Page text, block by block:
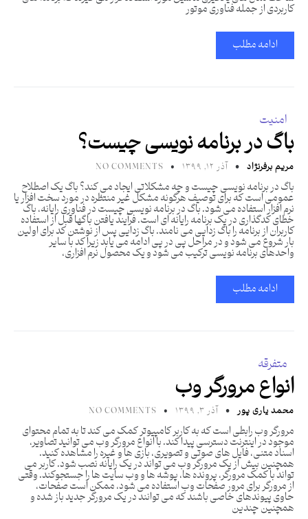
کاربردی از جمله فناوری موتور
ادامه مطلب
امنیت
باگ در برنامه نویسی چیست؟
مریم برفرنژاد آذر ۱۲, ۱۳۹۹ NO COMMENTS
باگ در برنامه نویسی چیست و چه مشکلاتی ایجاد می کند؟ باگ یک اصطلاح
عمومی است که برای توصیف هرگونه مشکل غیر منتظره در مورد سخت افزار یا
نرم افزار استفاده می شود. باگ در برنامه نویسی چیست در فناوری رایانه، باگ
خطای کدگذاری در یک برنامه رایانه ای است. فرآیند یافتن باگها قبل از استفاده
کاربران از برنامه را باگ زدایی می نامند. باگ زدایی پس از نوشتن کد برای اولین
بار شروع می شود و در مراحل پی در پی ادامه می یابد زیرا کد با سایر
واحدهای برنامه نویسی ترکیب می شود و یک محصول نرم افزاری،
ادامه مطلب
متفرقه
انواع مرورگر وب
محمد یاری پور آذر ۳, ۱۳۹۹ NO COMMENTS
مرورگر وب رابطی است که به کاربر کامپیوتر کمک می کند تا به تمام محتوای
موجود در اینترنت دسترسی پیدا کند. با انواع مرورگر وب می توانید تصاویر،
اسناد متنی، فایل های صوتی و تصویری، بازی ها و غیره را مشاهده کنید.
همچنین بیش از یک مرورگر وب می تواند در یک رایانه نصب شود. کاربر می
تواند با کمک مرورگر، پرونده ها، پوشه ها و وب سایت ها را جستجوکند. وقتی
از مرورگر برای مرور صفحات وب استفاده می شود، ممکن است صفحات،
حاوی پیوندهای خاصی باشند که می توانند در یک مرورگر جدید باز شده و
همچنین چندین